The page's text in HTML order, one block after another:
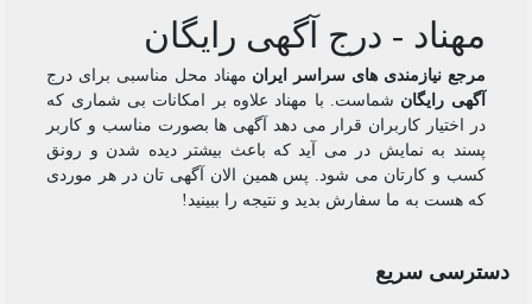
مهناد - درج آگهی رایگان
مرجع نیازمندی های سراسر ایران مهناد محل مناسبی برای درج
آگهی رایگان شماست. با مهناد علاوه بر امکانات بی شماری که
در اختیار کاربران قرار می دهد آگهی ها بصورت مناسب و کاربر
پسند به نمایش در می آید که باعث بیشتر دیده شدن و رونق
کسب و کارتان می شود. پس همین الان آگهی تان در هر موردی
که هست به ما سفارش بدید و نتیجه را ببینید!
دسترسی سریع